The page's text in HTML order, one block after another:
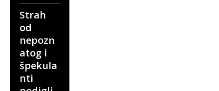
Strah
od
nepozn
atog i
špekula
nti